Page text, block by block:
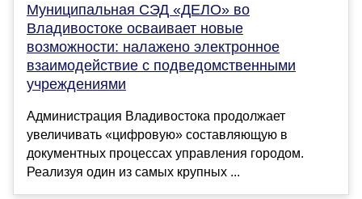
Муниципальная СЭД «ДЕЛО» во
Владивостоке осваивает новые
возможности: налажено электронное
взаимодействие с подведомственными
учреждениями
Администрация Владивостока продолжает
увеличивать «цифровую» составляющую в
документных процессах управления городом.
Реализуя один из самых крупных ...